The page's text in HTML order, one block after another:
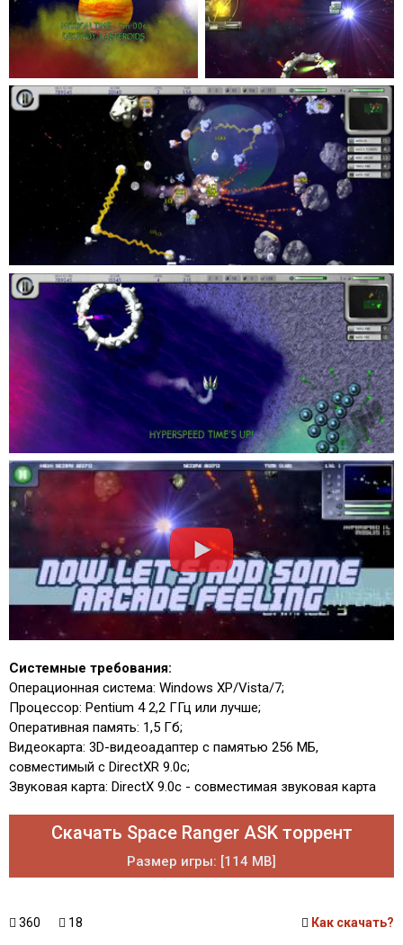
Системные требования:
Операционная система: Windows XP/Vista/7;
Процессор: Pentium 4 2,2 ГГц или лучше;
Оперативная память: 1,5 Гб;
Видеокарта: 3D-видеоадаптер с памятью 256 МБ,
совместимый с DirectXR 9.0c;
Звуковая карта: DirectX 9.0с - совместимая звуковая карта
Скачать Space Ranger ASK торрент
Размер игры: [114 MB]
360 18 Как скачать?